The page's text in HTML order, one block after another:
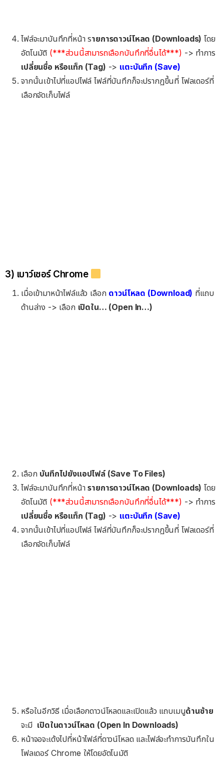
ไฟล์จะมาบันทึกที่หน้า รายการดาวน์โหลด (Downloads) โดย
อัตโนมัติ (***ส่วนนี้สามารถเลือกบันทึกที่อื่นได้***) -> ทำการ
เปลี่ยนชื่อ หรือแท็ก (Tag) -> แตะบันทึก (Save)
จากนั้นเข้าไปที่แอปไฟล์ ไฟล์ที่บันทึกก็จะปรากฏขึ้นที่ โฟลเดอร์ที่
เลือกจัดเก็บไฟล์
3) เบาว์เซอร์ Chrome
เมื่อเข้ามาหน้าไฟล์แล้ว เลือก ดาวน์โหลด (Download) ที่แถบ
ด้านล่าง -> เลือก เปิดใน… (Open In…)
เลือก บันทึกไปยังแอปไฟล์ (Save To Files)
ไฟล์จะมาบันทึกที่หน้ารายการดาวน์โหลด (Downloads) โดย
อัตโนมัติ (***ส่วนนี้สามารถเลือกบันทึกที่อื่นได้***) -> ทำการ
เปลี่ยนชื่อ หรือแท็ก (Tag) -> แตะบันทึก (Save)
จากนั้นเข้าไปที่แอปไฟล์ ไฟล์ที่บันทึกก็จะปรากฏขึ้นที่ โฟลเดอร์ที่
เลือกจัดเก็บไฟล์
หรือในอีกวิธี เมื่อเลือกดาวน์โหลดและเปิดแล้ว แถบเมนูด้านซ้าย
จะมี เปิดในดาวน์โหลด (Open In Downloads)
หน้าจอจะเด้งไปที่หน้าไฟล์ที่ดาวน์โหลด และไฟล์จะทำการบันทึกใน
โฟลเดอร์ Chrome ให้โดยอัตโนมัติ